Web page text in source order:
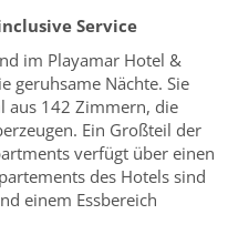
Service
im Playamar Hotel &
geruhsame Nächte. Sie
aus 142 Zimmern, die
Ein Großteil der
verfügt über einen
des Hotels sind
einem Essbereich